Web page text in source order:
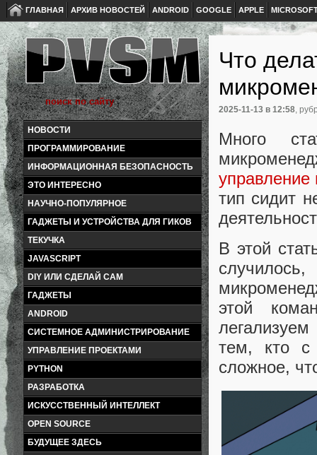
ГЛАВНАЯ АРХИВ НОВОСТЕЙ ANDROID GOOGLE APPLE
НОВОСТИ
ПРОГРАММИРОВАНИЕ
ИНФОРМАЦИОННАЯ БЕЗОПАСНОСТЬ
ЭТО ИНТЕРЕСНО
НАУЧНО-ПОПУЛЯРНОЕ
ГАДЖЕТЫ И УСТРОЙСТВА ДЛЯ ГИКОВ
ТЕКУЧКА
JAVASCRIPT
DIY ИЛИ СДЕЛАЙ САМ
ГАДЖЕТЫ
ANDROID
СИСТЕМНОЕ АДМИНИСТРИРОВАНИЕ
УПРАВЛЕНИЕ ПРОЕКТАМИ
PYTHON
РАЗРАБОТКА
ИСКУССТВЕННЫЙ ИНТЕЛЛЕКТ
OPEN SOURCE
БУДУЩЕЕ ЗДЕСЬ
Что
2025-11-13 в 12:58,
Много
управление
тип сидит
В этой
этой
тем, кто с
сложное,